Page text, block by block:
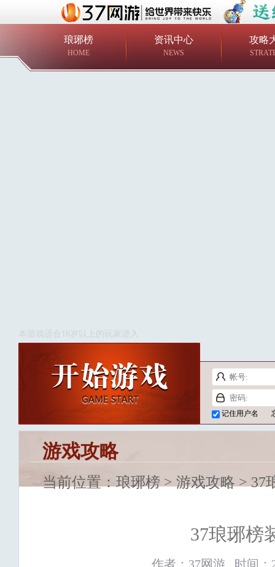
琅琊榜
HOME
资讯中心
NEWS
攻略
本游戏适合18岁以上的玩家进入
记住用户名
游戏攻略
当前位置： 琅琊榜 > 游戏攻略 > 37
37琅琊榜
作者：37网游 时间：